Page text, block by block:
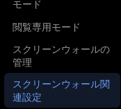
モード
閲覧専用モード
スクリーンウォールの
管理
スクリーンウォール関
連設定